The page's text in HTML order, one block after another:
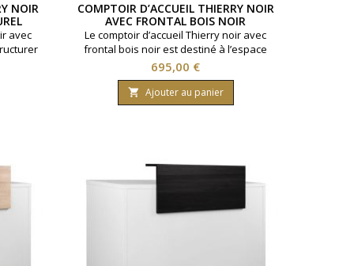
NOIR
avec
une
de
COMPTOIR D’ACCUEIL THIERRY NOIR
AVEC FRONTAL BOIS NOIR
Le comptoir d’accueil Thierry noir avec
frontal bois noir est destiné à l’espace
réception des salons de coiffure, barbiers
et instituts de beauté.Avec une longueur
de 145 cm, une profondeur de 55 cm, une
hauteur de plateau de 95 cm et une
Prix
695,00 €
 Ajouter au panier